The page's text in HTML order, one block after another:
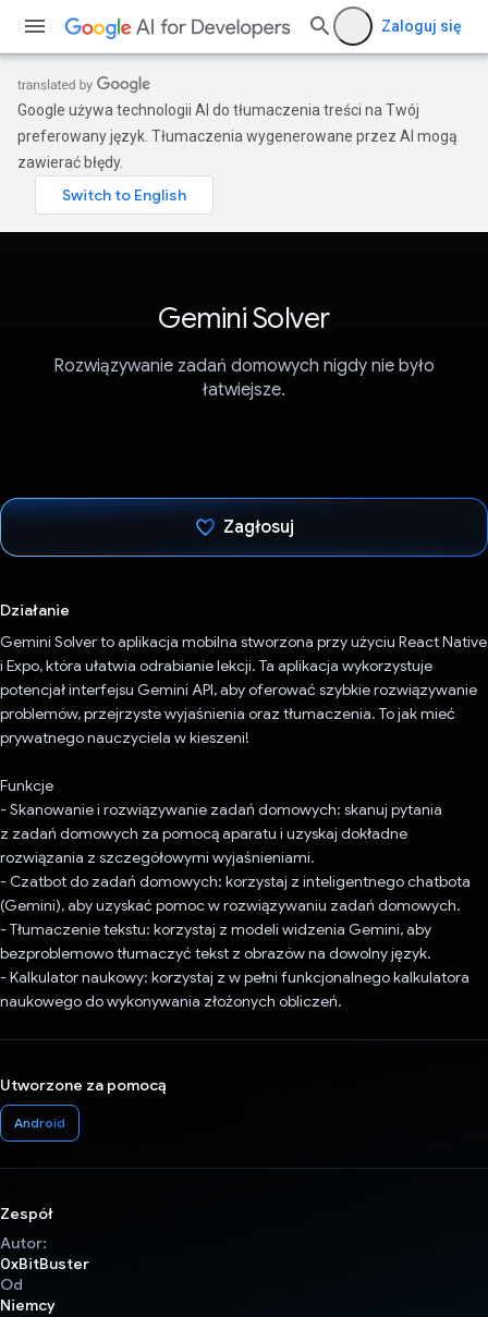
Zaloguj się
Google używa technologii AI do tłumaczenia treści na Twój
preferowany język. Tłumaczenia wygenerowane przez AI mogą
zawierać błędy.
Gemini Solver
Rozwiązywanie zadań domowych nigdy nie było
łatwiejsze.
Zagłosuj
Działanie
Gemini Solver to aplikacja mobilna stworzona przy użyciu React Native
i Expo, która ułatwia odrabianie lekcji. Ta aplikacja wykorzystuje
potencjał interfejsu Gemini API, aby oferować szybkie rozwiązywanie
problemów, przejrzyste wyjaśnienia oraz tłumaczenia. To jak mieć
prywatnego nauczyciela w kieszeni!
Funkcje
- Skanowanie i rozwiązywanie zadań domowych: skanuj pytania
z zadań domowych za pomocą aparatu i uzyskaj dokładne
rozwiązania z szczegółowymi wyjaśnieniami.
- Czatbot do zadań domowych: korzystaj z inteligentnego chatbota
(Gemini), aby uzyskać pomoc w rozwiązywaniu zadań domowych.
- Tłumaczenie tekstu: korzystaj z modeli widzenia Gemini, aby
bezproblemowo tłumaczyć tekst z obrazów na dowolny język.
- Kalkulator naukowy: korzystaj z w pełni funkcjonalnego kalkulatora
naukowego do wykonywania złożonych obliczeń.
Utworzone za pomocą
Android
Zespół
Autor:
0xBitBuster
Od
Niemcy